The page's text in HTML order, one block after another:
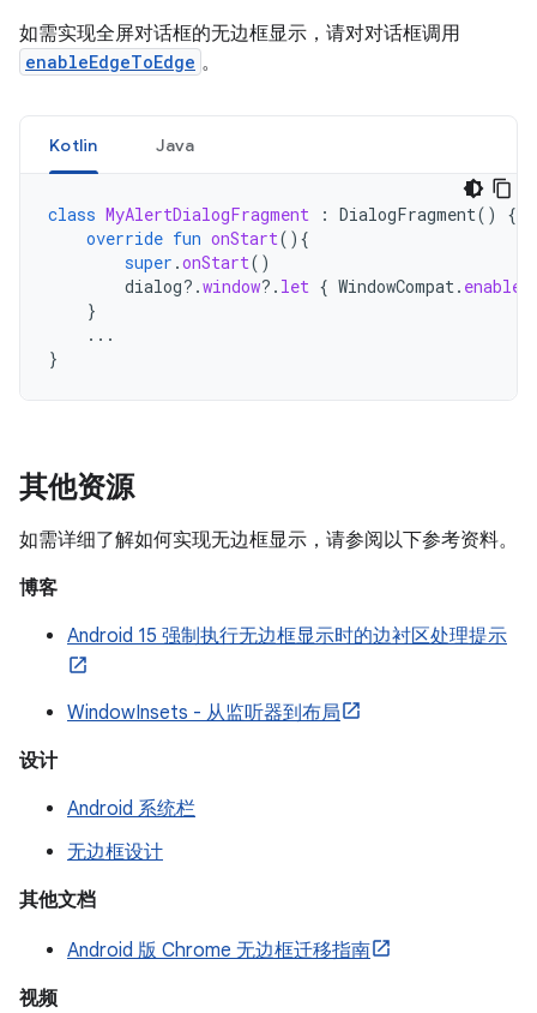
如需实现全屏对话框的无边框显示，请对对话框调用
enableEdgeToEdge 。
Kotlin Java
class MyAlertDialogFragment : DialogFragment()
{
override fun onStart(){
super .onStart()
dialog?.window?. let { WindowCompat.
}
...
}
其他资源
如需详细了解如何实现无边框显示，请参阅以下参考资料。
博客
Android 15 强制执行无边框显示时的边衬区处理提示
WindowInsets - 从监听器到布局
设计
Android 系统栏
无边框设计
其他文档
Android 版 Chrome 无边框迁移指南
视频